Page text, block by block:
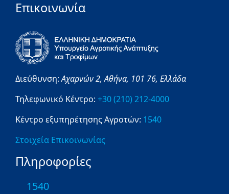
Επικοινωνία
Διεύθυνση:Αχαρνών 2,Αθήνα, 101 76, Ελλάδα
Τηλεφωνικό Κέντρο: +30 (210) 212-4000
Κέντρο εξυπηρέτησης Αγροτών: 1540
Στοιχεία Επικοινωνίας
Πληροφορίες
1540